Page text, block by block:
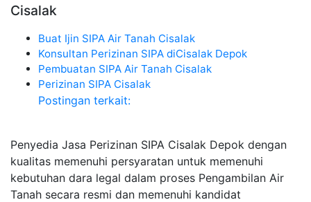
Cisalak
Buat Ijin SIPA Air Tanah Cisalak
Konsultan Perizinan SIPA diCisalak Depok
Pembuatan SIPA Air Tanah Cisalak
Perizinan SIPA Cisalak
Postingan terkait:
Penyedia Jasa Perizinan SIPA Cisalak Depok dengan
kualitas memenuhi persyaratan untuk memenuhi
kebutuhan dara legal dalam proses Pengambilan Air
Tanah secara resmi dan memenuhi kandidat